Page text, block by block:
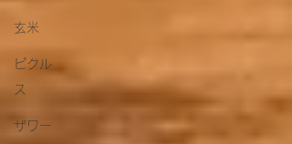
玄米
ピクル
ス
ザワー